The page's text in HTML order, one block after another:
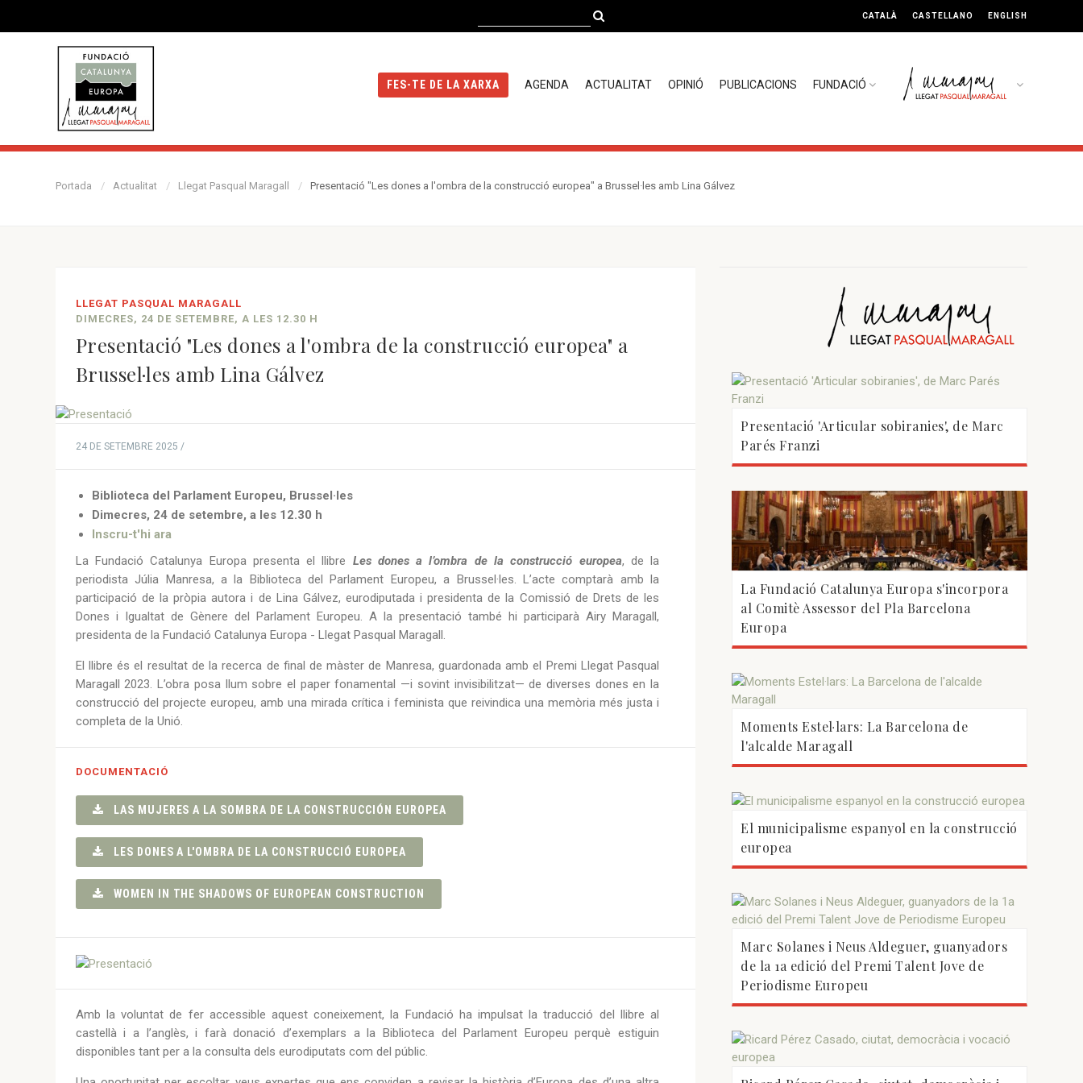
CATALÀ CASTELLANO ENGLISH
FES-TE DE LA XARXA AGENDA ACTUALITAT OPINIÓ PUBLICACIONS FUNDACIÓ
Portada Actualitat Llegat Pasqual Maragall Presentació "Les dones a l'ombra de la construcció europea" a Brussel·les amb Lina Gálvez
LLEGAT PASQUAL MARAGALL
DIMECRES, 24 DE SETEMBRE, A LES 12.30 H
Presentació "Les dones a l'ombra de la construcció europea" a
Brussel·les amb Lina Gálvez
24 DE SETEMBRE 2025 /
Biblioteca del Parlament Europeu, Brussel·les
Dimecres, 24 de setembre, a les 12.30 h
Inscru-t'hi ara
La Fundació Catalunya Europa presenta el llibre Les dones a l’ombra de la construcció europea, de la
periodista Júlia Manresa, a la Biblioteca del Parlament Europeu, a Brussel·les. L’acte comptarà amb la
participació de la pròpia autora i de Lina Gálvez, eurodiputada i presidenta de la Comissió de Drets de les
Dones i Igualtat de Gènere del Parlament Europeu. A la presentació també hi participarà Airy Maragall,
presidenta de la Fundació Catalunya Europa - Llegat Pasqual Maragall.
El llibre és el resultat de la recerca de final de màster de Manresa, guardonada amb el Premi Llegat Pasqual
Maragall 2023. L’obra posa llum sobre el paper fonamental —i sovint invisibilitzat— de diverses dones en la
construcció del projecte europeu, amb una mirada crítica i feminista que reivindica una memòria més justa i
completa de la Unió.
DOCUMENTACIÓ
LAS MUJERES A LA SOMBRA DE LA CONSTRUCCIÓN EUROPEA
LES DONES A L'OMBRA DE LA CONSTRUCCIÓ EUROPEA
WOMEN IN THE SHADOWS OF EUROPEAN CONSTRUCTION
Amb la voluntat de fer accessible aquest coneixement, la Fundació ha impulsat la traducció del llibre al
castellà i a l’anglès, i farà donació d’exemplars a la Biblioteca del Parlament Europeu perquè estiguin
disponibles tant per a la consulta dels eurodiputats com del públic.
Presentació 'Articular sobiranies', de Marc
Parés Franzi
La Fundació Catalunya Europa s'incorpora
al Comitè Assessor del Pla Barcelona
Europa
Moments Estel·lars: La Barcelona de
l'alcalde Maragall
El municipalisme espanyol en la construcció
europea
Marc Solanes i Neus Aldeguer, guanyadors
de la 1a edició del Premi Talent Jove de
Periodisme Europeu